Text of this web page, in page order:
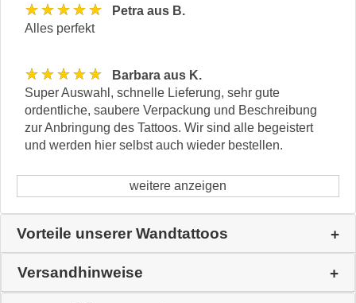
★★★★★
Petra aus B.
Alles perfekt
★★★★★
Barbara aus K.
Super Auswahl, schnelle Lieferung, sehr gute
ordentliche, saubere Verpackung und Beschreibung
zur Anbringung des Tattoos. Wir sind alle begeistert
und werden hier selbst auch wieder bestellen.
weitere anzeigen
Vorteile unserer Wandtattoos
Versandhinweise